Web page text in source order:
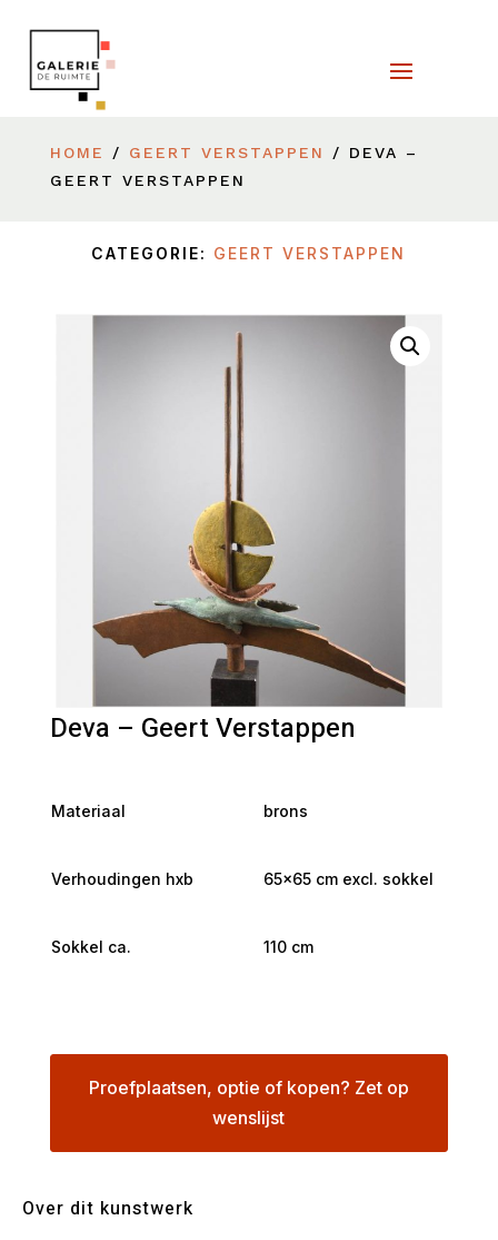
HOME / GEERT VERSTAPPEN
/ DEVA –
GEERT VERSTAPPEN
CATEGORIE: GEERT VERSTAPPEN
Deva – Geert Verstappen
Materiaal brons
Verhoudingen hxb 65×65 cm excl. sokkel
Sokkel ca. 110 cm
Proefplaatsen, optie of kopen? Zet op
wenslijst
Over dit kunstwerk